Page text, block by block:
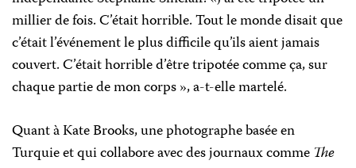
millier de fois. C’était horrible. Tout le monde disait que
c’était l’événement le plus difficile qu’ils aient jamais
couvert. C’était horrible d’être tripotée comme ça, sur
chaque partie de mon corps », a-t-elle martelé.
Quant à Kate Brooks, une photographe basée en
Turquie et qui collabore avec des journaux comme The